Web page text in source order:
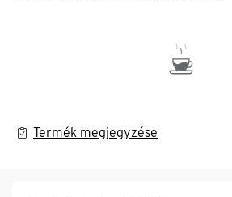
Termék megjegyzése